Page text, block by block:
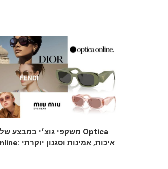
משקפי גוצ׳י במבצע של Optica
Online: איכות, אמינות וסגנון יוקרתי